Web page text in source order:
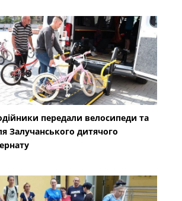
передали велосипеди та
Залучанського дитячого